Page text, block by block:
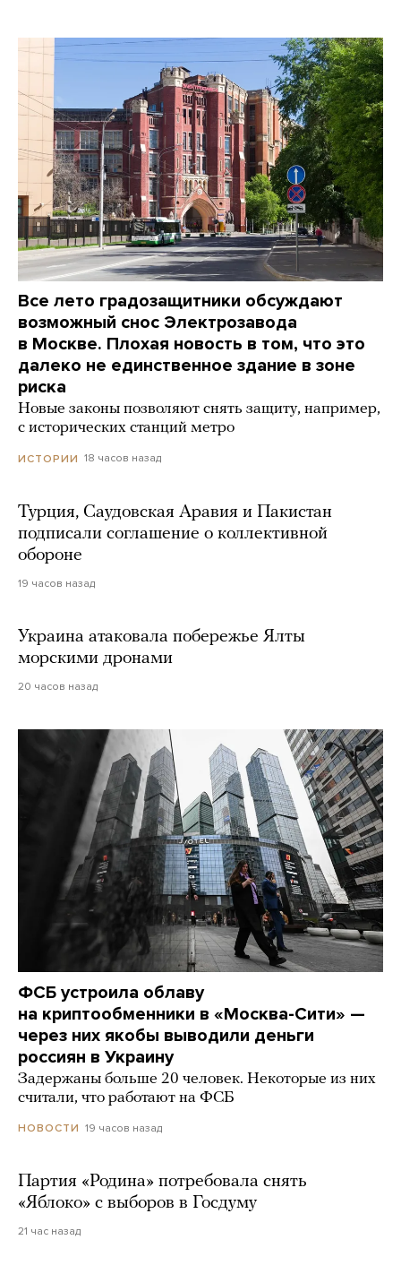
Все лето градозащитники обсуждают
возможный снос Электрозавода
в Москве. Плохая новость в том, что это
далеко не единственное здание в зоне
риска
Новые законы позволяют снять защиту, например,
с исторических станций метро
ИСТОРИИ 18 часов назад
Турция, Саудовская Аравия и Пакистан
подписали соглашение о коллективной
обороне
19 часов назад
Украина атаковала побережье Ялты
морскими дронами
20 часов назад
ФСБ устроила облаву
на криптообменники в «Москва-Сити» —
через них якобы выводили деньги
россиян в Украину
Задержаны больше 20 человек. Некоторые из них
считали, что работают на ФСБ
НОВОСТИ 19 часов назад
Партия «Родина» потребовала снять
«Яблоко» с выборов в Госдуму
21 час назад